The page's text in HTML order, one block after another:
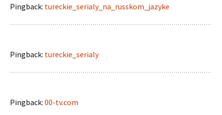
Pingback: tureckie_serialy_na_russkom_jazyke
Pingback: tureckie_serialy
Pingback: 00-tv.com